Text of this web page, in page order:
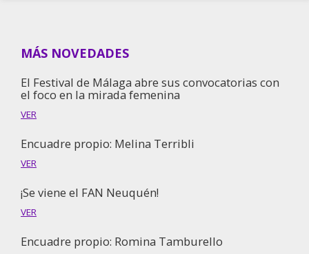
MÁS NOVEDADES
El Festival de Málaga abre sus convocatorias con
el foco en la mirada femenina
VER
Encuadre propio: Melina Terribli
VER
¡Se viene el FAN Neuquén!
VER
Encuadre propio: Romina Tamburello